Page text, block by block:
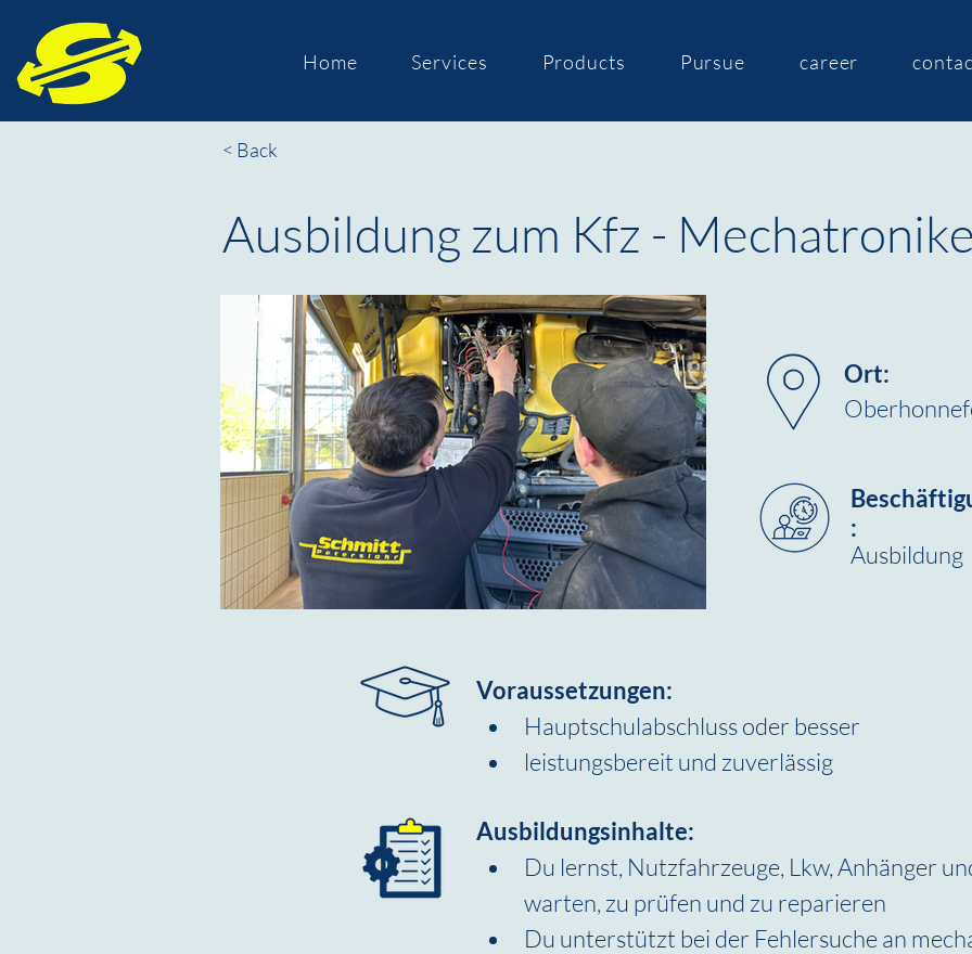
Home Services Products Pursue career
< Back
Ausbildung zum Kfz -
Ort:
Ausbildung
:
Voraussetzungen:
Hauptschulabschluss oder besser
leistungsbereit und zuverlässig
Ausbildungsinhalte:
Du lernst, Nutzfahrzeuge, Lkw, Anhänger
warten, zu prüfen und zu reparieren
Du unterstützt bei der Fehlersuche an